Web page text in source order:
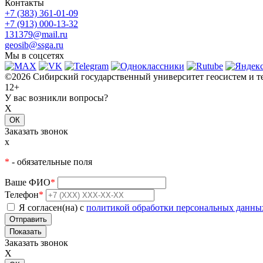
Контакты
+7 (383) 361-01-09
+7 (913) 000-13-32
131379@mail.ru
geosib@ssga.ru
Мы в соцсетях
©2026 Сибирский государственный университет геосистем и
12+
У вас возникли вопросы?
X
ОК
Заказать звонок
x
* - обязательные поля
Ваше ФИО*
Телефон*
Я согласен(на) с политикой обработки персональных
Показать
Заказать звонок
X